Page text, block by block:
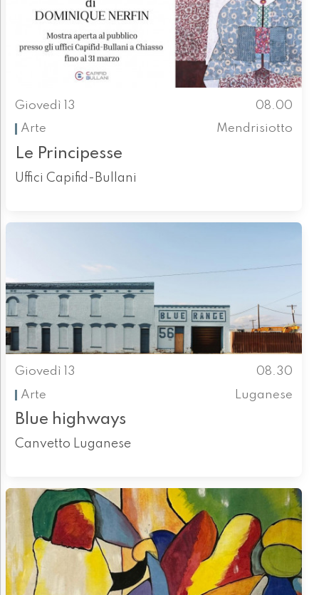
Giovedì 13
08.00
Arte
Mendrisiotto
Le Principesse
Uffici Capifid-Bullani
Giovedì 13
08.30
Arte
Luganese
Blue highways
Canvetto Luganese